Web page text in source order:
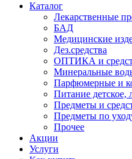
Каталог
Лекарственные
БАД
Медицинские
Дез.средства
ОПТИКА и
Минеральные
Парфюмерные и
Питание детское,
Предметы и
Предметы по
Прочее
Акции
Услуги